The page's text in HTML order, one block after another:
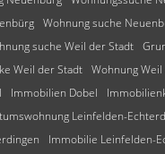
Wohnung suche
suche Weil der Stadt
Weil der Stadt Wohnung
Immobilien Dobel
Leinfelden-
Immobilie Leinfelden-